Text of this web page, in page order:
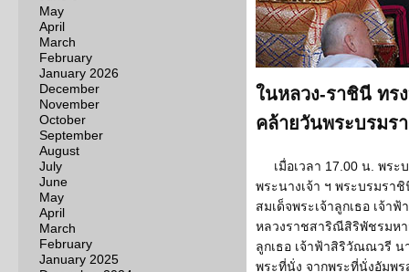
May
April
March
February
January 2026
December
November
October
September
August
July
June
May
April
March
February
January 2025
ในหลวง-ราชินี ทร
คล้ายวันพระบรมร
เมื่อเวลา 17.00 น. พระ
พระนางเจ้า ฯ พระบรมรา
สมเด็จพระเจ้าลูกเธอ เจ้า
หลวงราชสาริณีสิริพัชรมหา
ลูกเธอ เจ้าฟ้าสิริวัณณวรี
พระที่นั่ง จากพระที่นั่งอัมพ